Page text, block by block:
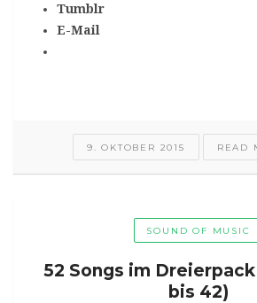
Tumblr
E-Mail
9. OKTOBER 2015 READ
SOUND OF MUSIC
52 Songs im
bis 42)